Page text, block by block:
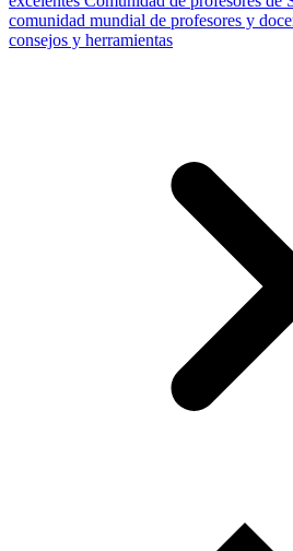
comunidad mundial de profesores y
consejos y herramientas